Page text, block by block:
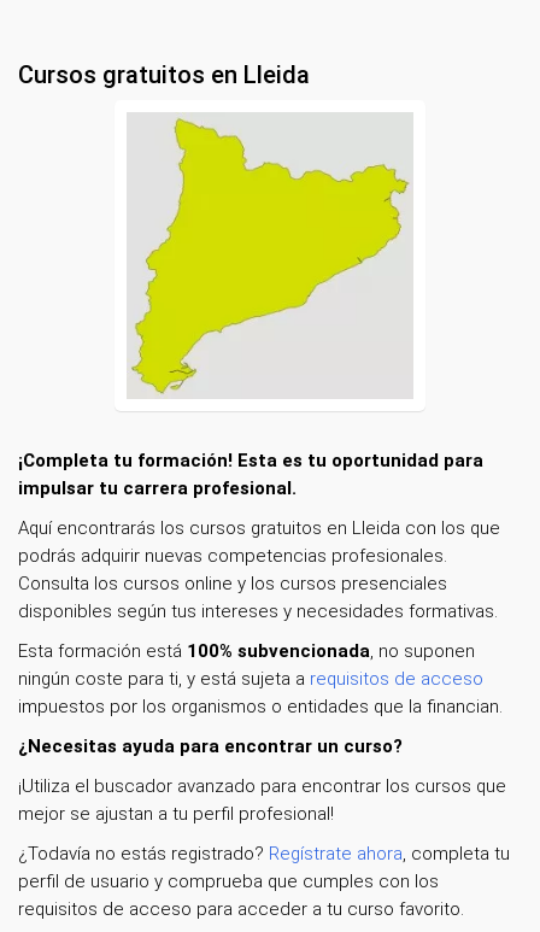
Cursos gratuitos en Lleida
¡Completa tu formación! Esta es tu oportunidad para
impulsar tu carrera profesional.
Aquí encontrarás los cursos gratuitos en Lleida con los que
podrás adquirir nuevas competencias profesionales.
Consulta los cursos online y los cursos presenciales
disponibles según tus intereses y necesidades formativas.
Esta formación está 100% subvencionada, no suponen
ningún coste para ti, y está sujeta a requisitos de acceso
impuestos por los organismos o entidades que la financian.
¿Necesitas ayuda para encontrar un curso?
¡Utiliza el buscador avanzado para encontrar los cursos que
mejor se ajustan a tu perfil profesional!
¿Todavía no estás registrado? Regístrate ahora, completa tu
perfil de usuario y comprueba que cumples con los
requisitos de acceso para acceder a tu curso favorito.